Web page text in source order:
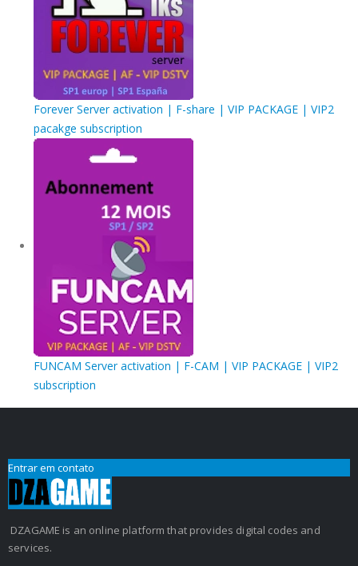
Forever Server activation | F-share | VIP PACKAGE | VIP2
pacakge subscription
FUNCAM Server activation | F-CAM | VIP PACKAGE | VIP2
subscription
Entrar em contato
DZAGAME is an online platform that provides digital codes and
services.